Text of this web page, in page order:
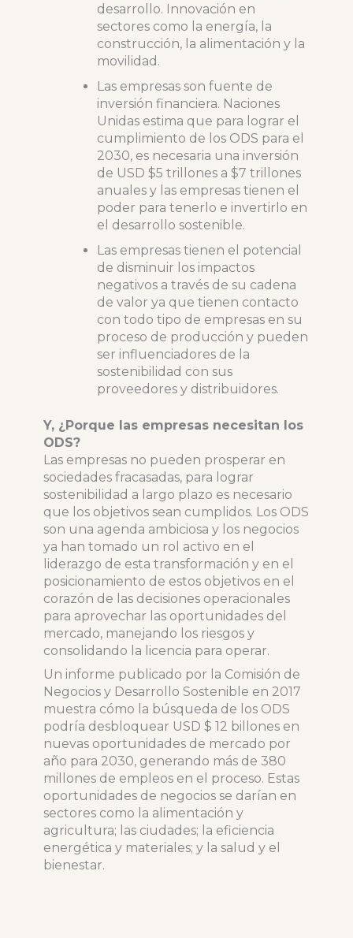
desarrollo. Innovación en
sectores como la energía, la
construcción, la alimentación y la
movilidad.
Las empresas son fuente de
inversión financiera. Naciones
Unidas estima que para lograr el
cumplimiento de los ODS para el
2030, es necesaria una inversión
de USD $5 trillones a $7 trillones
anuales y las empresas tienen el
poder para tenerlo e invertirlo en
el desarrollo sostenible.
Las empresas tienen el potencial
de disminuir los impactos
negativos a través de su cadena
de valor ya que tienen contacto
con todo tipo de empresas en su
proceso de producción y pueden
ser influenciadores de la
sostenibilidad con sus
proveedores y distribuidores.
Y, ¿Porque las empresas necesitan los
ODS?
Las empresas no pueden prosperar en
sociedades fracasadas, para lograr
sostenibilidad a largo plazo es necesario
que los objetivos sean cumplidos. Los ODS
son una agenda ambiciosa y los negocios
ya han tomado un rol activo en el
liderazgo de esta transformación y en el
posicionamiento de estos objetivos en el
corazón de las decisiones operacionales
para aprovechar las oportunidades del
mercado, manejando los riesgos y
consolidando la licencia para operar.
Un informe publicado por la Comisión de
Negocios y Desarrollo Sostenible en 2017
muestra cómo la búsqueda de los ODS
podría desbloquear USD $ 12 billones en
nuevas oportunidades de mercado por
año para 2030, generando más de 380
millones de empleos en el proceso. Estas
oportunidades de negocios se darían en
sectores como la alimentación y
agricultura; las ciudades; la eficiencia
energética y materiales; y la salud y el
bienestar.